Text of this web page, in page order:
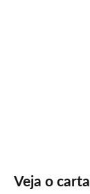
Veja o